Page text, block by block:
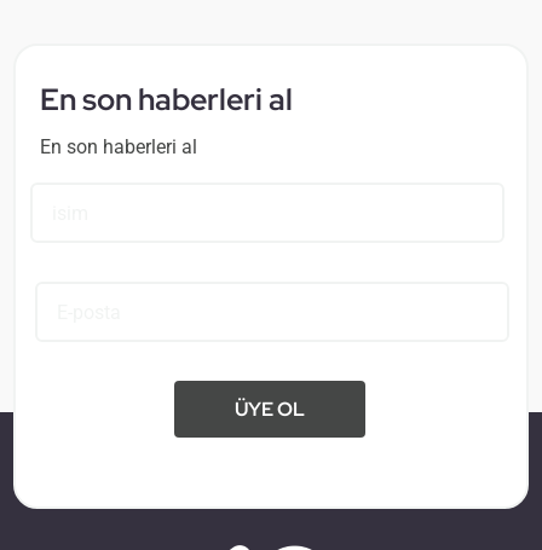
En son haberleri al
En son haberleri al
ÜYE OL